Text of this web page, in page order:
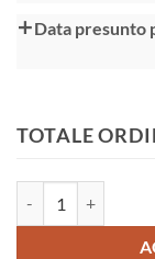
Data presunto
TOTALE